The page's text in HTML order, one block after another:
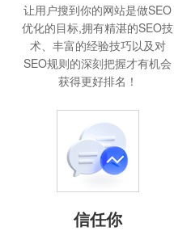
让用户搜到你的网站是做SEO
优化的目标,拥有精湛的SEO技
术、丰富的经验技巧以及对
SEO规则的深刻把握才有机会
获得更好排名！
信任你